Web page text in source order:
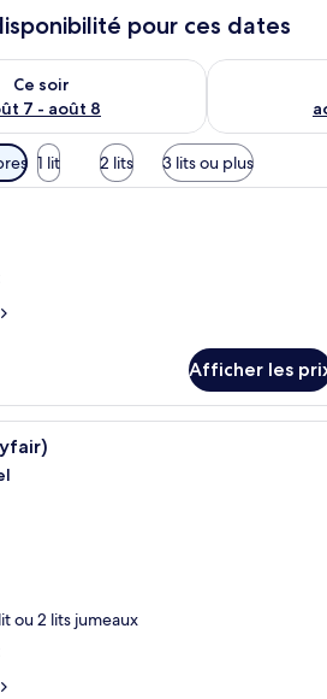
pour ces dates
Ce soir
7 - août 8
pour ce soir août 7 - août 8
Vérifier la
1 lit 2 lits 3 lits ou plus
Une chambre d’hôtel
Afficher les
Une chambre spacieuse avec
ou 2 lits jumeaux